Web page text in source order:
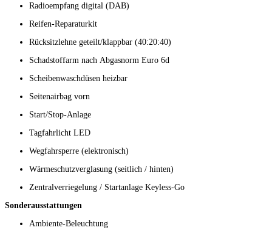
Radioempfang digital (DAB)
Reifen-Reparaturkit
Rücksitzlehne geteilt/klappbar (40:20:40)
Schadstoffarm nach Abgasnorm Euro 6d
Scheibenwaschdüsen heizbar
Seitenairbag vorn
Start/Stop-Anlage
Tagfahrlicht LED
Wegfahrsperre (elektronisch)
Wärmeschutzverglasung (seitlich / hinten)
Zentralverriegelung / Startanlage Keyless-Go
Sonderausstattungen
Ambiente-Beleuchtung